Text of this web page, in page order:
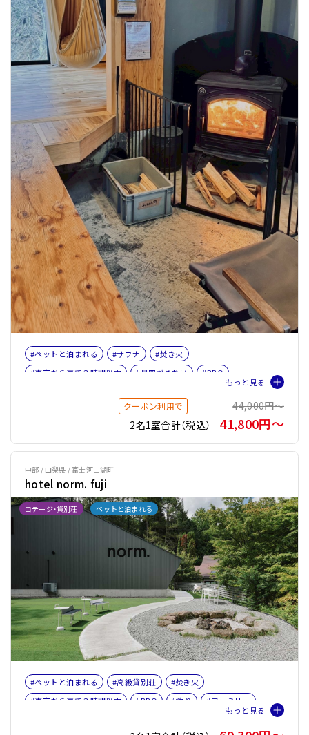
#ペットと泊まれる #サウナ
#焚き火
#東京から車で３時間以内
#星空がきれい
#BBQ
#薪ストーブ
#薪ストーブOR暖炉
#テントサウナ
クーポン利用で
44,000円〜
2名1室合計（税込）
41,800円〜
コテージ・貸別荘 ペットと泊まれる
中部 / 山梨県 / 富士河口湖町
hotel norm. fuji
#ペットと泊まれる #高級貸別荘
#焚き火
#東京から車で３時間以内
#BBQ #釣り
#ファミリー